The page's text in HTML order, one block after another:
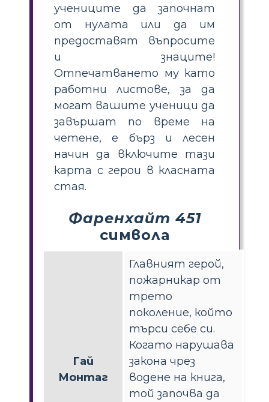
учениците да започнат
от нулата или да им
предоставят въпросите
и знаците!
Отпечатването му като
работни листове, за да
могат вашите ученици да
завършат по време на
четене, е бърз и лесен
начин да включите тази
карта с герои в класната
стая.
Фаренхайт 451
символа
Гай
Монтаг
Главният герой,
пожарникар от
трето
поколение, който
търси себе си.
Когато нарушава
закона чрез
водене на книга,
той започва да